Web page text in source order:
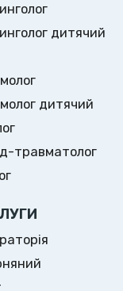
дитячий
дитячий
травматолог